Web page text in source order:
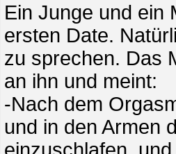
Ein Junge und ein
ersten Date.
zu sprechen. Das
an ihn und meint:
-Nach dem
und in den Armen